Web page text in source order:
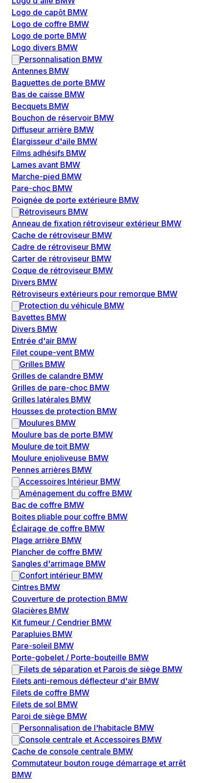
Logo de capôt BMW
Logo de coffre BMW
Logo de porte BMW
Logo divers BMW
Personnalisation BMW
Antennes BMW
Baguettes de porte BMW
Bas de caisse BMW
Becquets BMW
Bouchon de réservoir BMW
Diffuseur arrière BMW
Élargisseur d'aile BMW
Films adhésifs BMW
Lames avant BMW
Marche-pied BMW
Pare-choc BMW
Poignée de porte extérieure BMW
Rétroviseurs BMW
Anneau de fixation rétroviseur extérieur BMW
Cache de rétroviseur BMW
Cadre de rétroviseur BMW
Carter de rétroviseur BMW
Coque de rétroviseur BMW
Divers BMW
Rétroviseurs extérieurs pour remorque BMW
Protection du véhicule BMW
Bavettes BMW
Divers BMW
Entrée d'air BMW
Filet coupe-vent BMW
Grilles BMW
Grilles de calandre BMW
Grilles de pare-choc BMW
Grilles latérales BMW
Housses de protection BMW
Moulures BMW
Moulure bas de porte BMW
Moulure de toit BMW
Moulure enjoliveuse BMW
Pennes arrières BMW
Accessoires Intérieur BMW
Aménagement du coffre BMW
Bac de coffre BMW
Boites pliable pour coffre BMW
Éclairage de coffre BMW
Plage arrière BMW
Plancher de coffre BMW
Sangles d'arrimage BMW
Confort intérieur BMW
Cintres BMW
Couverture de protection BMW
Glacières BMW
Kit fumeur / Cendrier BMW
Parapluies BMW
Pare-soleil BMW
Porte-gobelet / Porte-bouteille BMW
Filets de séparation et Parois de siège BMW
Filets anti-remous déflecteur d'air BMW
Filets de coffre BMW
Filets de sol BMW
Paroi de siège BMW
Personnalisation de l'habitacle BMW
Console centrale et Accessoires BMW
Cache de console centrale BMW
Commutateur bouton rouge démarrage et arrêt
BMW